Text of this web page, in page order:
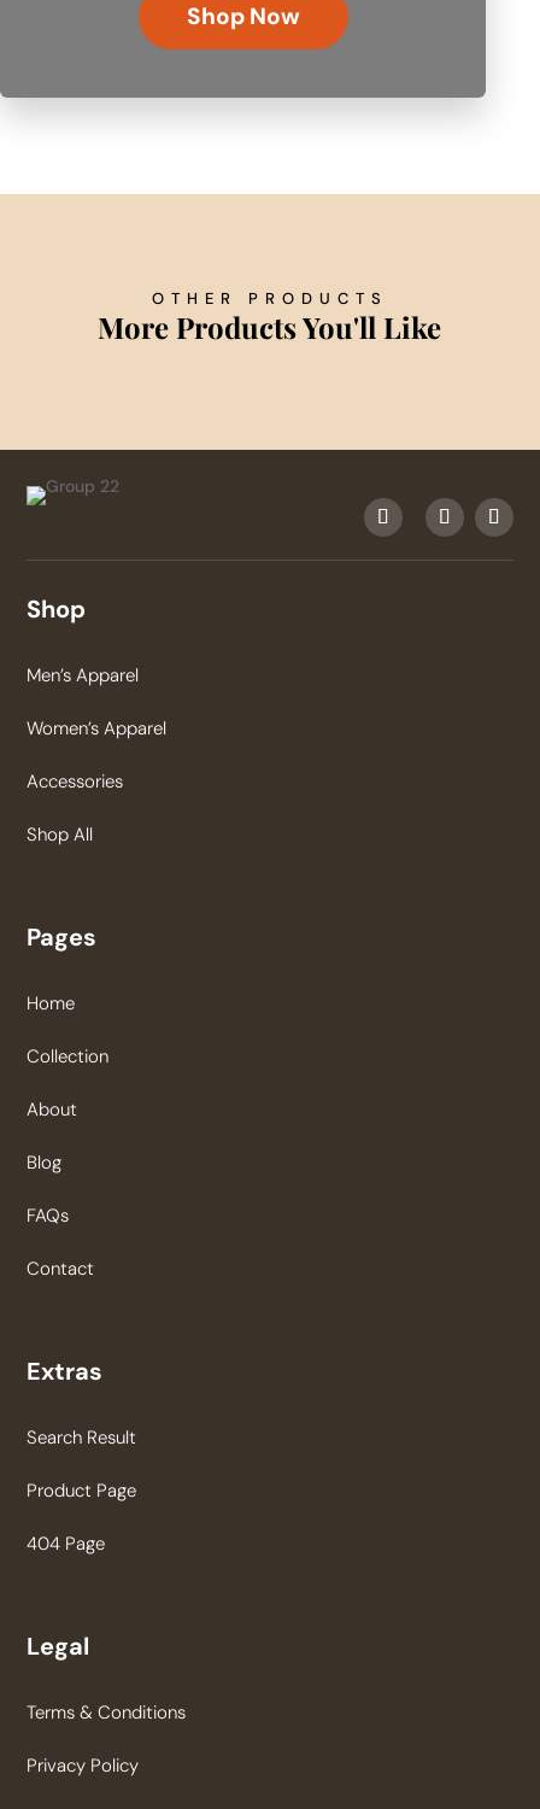
Shop Now
OTHER PRODUCTS
More Products You'll Like
Shop
Men’s Apparel
Women’s Apparel
Accessories
Shop All
Pages
Home
Collection
About
Blog
FAQs
Contact
Extras
Search Result
Product Page
404 Page
Legal
Terms & Conditions
Privacy Policy